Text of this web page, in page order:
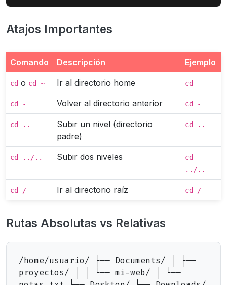
Atajos Importantes
Comando Descripción Ejemplo
cd o cd ~ Ir al directorio home cd
cd - Volver al directorio anterior cd -
cd ..
Subir un nivel (directorio
padre)
cd ..
cd ../.. Subir dos niveles
cd
../..
cd / Ir al directorio raíz cd /
Rutas Absolutas vs Relativas
/home/usuario/ ├── Documents/ │ ├──
proyectos/ │ │ └── mi-web/ │ └──